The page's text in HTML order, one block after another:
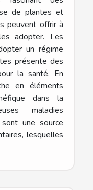
de plantes et
peuvent offrir à
adopter. Les
un régime
présente des
la santé. En
en éléments
dans la
maladies
une source
lesquelles